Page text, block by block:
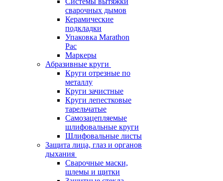
сварочных дымов
Керамические
подкладки
Упаковка Marathon
Pac
Маркеры
Абразивные круги
Круги отрезные по
металлу
Круги зачистные
Круги лепестковые
тарельчатые
Самозацепляемые
шлифовальные круги
Шлифовальные листы
Защита лица, глаз и органов
дыхания
Сварочные маски,
шлемы и щитки